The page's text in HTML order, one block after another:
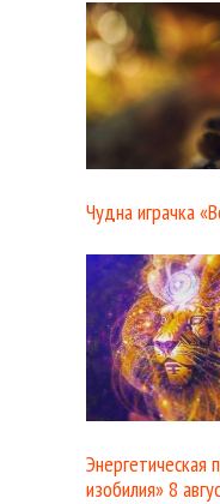
Чудна играчка
Энергетическая
изобилия» 8